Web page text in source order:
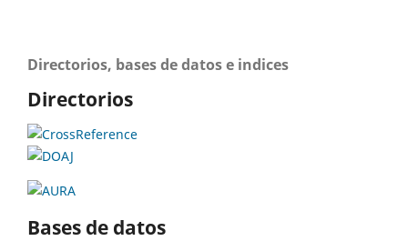
Directorios, bases de datos e indices
Directorios
Bases de datos